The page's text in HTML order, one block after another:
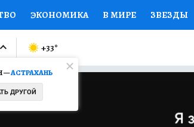
ЭКОНОМИКА В МИРЕ ЗВЕЗДЫ
НАЦИОНАЛЬНЫЕ
Я ЗНАЮ СЕМЬЯ ЖЕНСКИЕ
СЕРИАЛЫ
—АСТРАХАНЬ
ДРУГОЙ
+33°